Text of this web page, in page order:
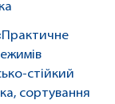
стійкий
сортування